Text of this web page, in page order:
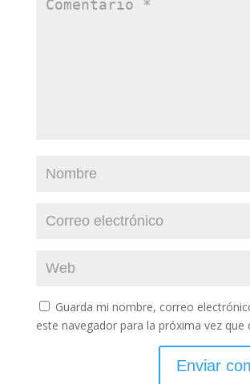
Guarda mi nombre, correo
este navegador para la próxima vez que